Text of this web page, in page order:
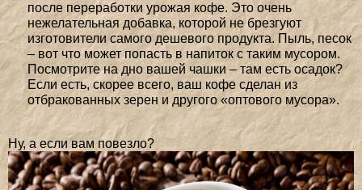
после переработки урожая кофе. Это очень
нежелательная добавка, которой не брезгуют
изготовители самого дешевого продукта. Пыль, песок
– вот что может попасть в напиток с таким мусором.
Посмотрите на дно вашей чашки – там есть осадок?
Если есть, скорее всего, ваш кофе сделан из
отбракованных зерен и другого «оптового мусора».
Ну, а если вам повезло?